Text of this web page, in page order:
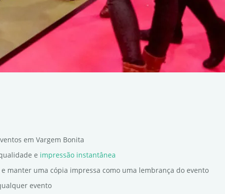
em Vargem Bonita
e impressão instantânea
manter uma cópia impressa como uma lembrança do evento
evento